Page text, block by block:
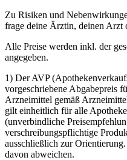
Zu Risiken und
frage deine Ärztin, deinen Arzt
Alle Preise werden inkl. der
angegeben.
1) Der AVP
vorgeschriebene Abgabepreis
Arzneimittel gemäß
gilt einheitlich für alle
(unverbindliche
verschreibungspflichtige
ausschließlich zur
davon abweichen.